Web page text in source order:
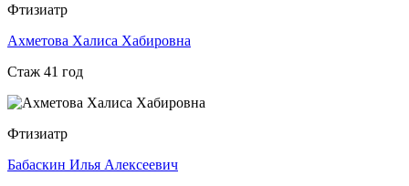
Фтизиатр
Ахметова Халиса Хабировна
Стаж 41 год
Фтизиатр
Бабаскин Илья Алексеевич